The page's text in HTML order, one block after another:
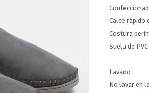
Calce rápido
Costura
Suela de
Lavado
No lavar en